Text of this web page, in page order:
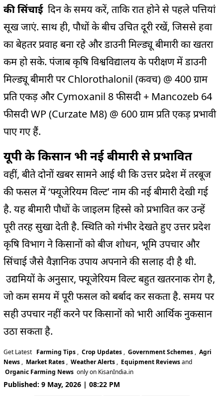
की सिंचाईदिन के समय करें, ताकि रात होने से पहले पत्तियां
सूख जाएं. साथ ही, पौधों के बीच उचित दूरी रखें, जिससे हवा
का बेहतर प्रवाह बना रहे और डाउनी मिल्ड्यू बीमारी का खतरा
कम हो सके. पंजाब कृषि विश्वविद्यालय के परीक्षण में डाउनी
मिल्ड्यू बीमारी पर Chlorothalonil (कवच) @ 400 ग्राम
प्रति एकड़ और Cymoxanil 8 फीसदी + Mancozeb 64
फीसदी WP (Curzate M8) @ 600 ग्राम प्रति एकड़ प्रभावी
पाए गए हैं.
यूपी के किसान भी नई बीमारी से प्रभावित
वहीं, बीते दोनों खबर सामने आई थी कि उत्तर प्रदेश में तरबूज
की फसल में ‘फ्यूजेरियम विल्ट’ नाम की नई बीमारी देखी गई
है. यह बीमारी पौधों के जाइलम हिस्से को प्रभावित कर उन्हें
पूरी तरह सुखा देती है. स्थिति को गंभीर देखते हुए उत्तर प्रदेश
कृषि विभाग ने किसानों को बीज शोधन, भूमि उपचार और
सिंचाई जैसे वैज्ञानिक उपाय अपनाने की सलाह दी है थी.
उद्यमियों के अनुसार, फ्यूजेरियम विल्ट बहुत खतरनाक रोग है,
जो कम समय में पूरी फसल को बर्बाद कर सकता है. समय पर
सही उपचार नहीं करने पर किसानों को भारी आर्थिक नुकसान
उठा सकता है.
Get Latest Farming Tips , Crop Updates , Government Schemes , Agri
News , Market Rates , Weather Alerts , Equipment Reviewsand
Organic Farming News only on KisanIndia.in
Published: 9 May, 2026 | 08:22 PM